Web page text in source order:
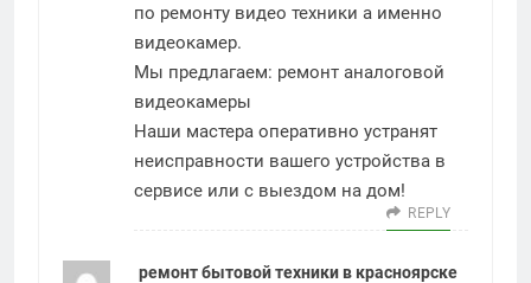
по ремонту видео техники а именно
видеокамер.
Мы предлагаем: ремонт аналоговой
видеокамеры
Наши мастера оперативно устранят
неисправности вашего устройства в
сервисе или с выездом на дом!
REPLY
ремонт бытовой техники в красноярске